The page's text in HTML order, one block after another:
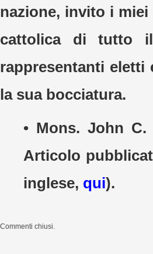
nazione, invito i
cattolica di tutto
rappresentanti eletti
la sua bocciatura.
• Mons. John
Articolo
inglese, qui).
Commenti chiusi.